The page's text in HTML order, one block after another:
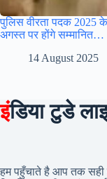
पुलिस वीरता पदक 2025
अगस्त पर होंगे सम्मानित…
14 August 2025
इंडिया टुडे
हम पहुँचाते है आप तक सही